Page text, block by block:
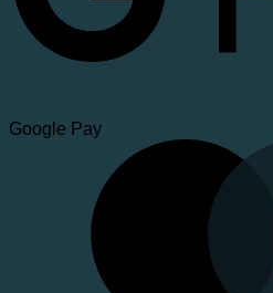
Google Pay